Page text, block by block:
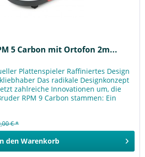
5 Carbon mit Ortofon 2m...
Plattenspieler Raffiniertes Design
Das radikale Designkonzept
zahlreiche Innovationen um, die
RPM 9 Carbon stammen: Ein
€ *
den Warenkorb